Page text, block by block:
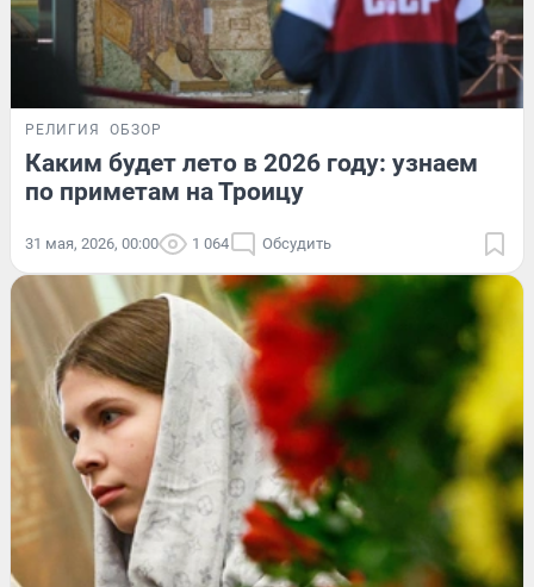
РЕЛИГИЯ ОБЗОР
Каким будет лето в 2026 году: узнаем
по приметам на Троицу
31 мая, 2026, 00:00 1 064 Обсудить